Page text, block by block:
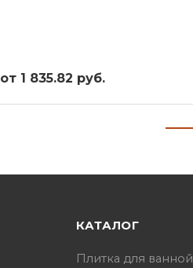
от 1 835.82 руб.
КАТАЛОГ
Плитка для ванной